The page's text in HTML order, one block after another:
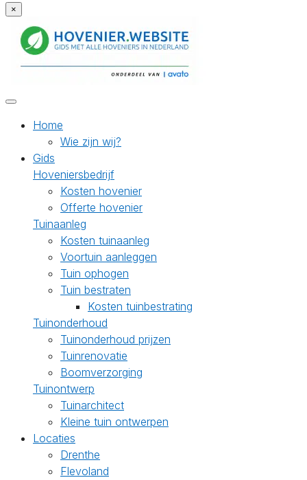
×
Home
Wie zijn wij?
Gids
Hoveniersbedrijf
Kosten hovenier
Offerte hovenier
Tuinaanleg
Kosten tuinaanleg
Voortuin aanleggen
Tuin ophogen
Tuin bestraten
Kosten tuinbestrating
Tuinonderhoud
Tuinonderhoud prijzen
Tuinrenovatie
Boomverzorging
Tuinontwerp
Tuinarchitect
Kleine tuin ontwerpen
Locaties
Drenthe
Flevoland